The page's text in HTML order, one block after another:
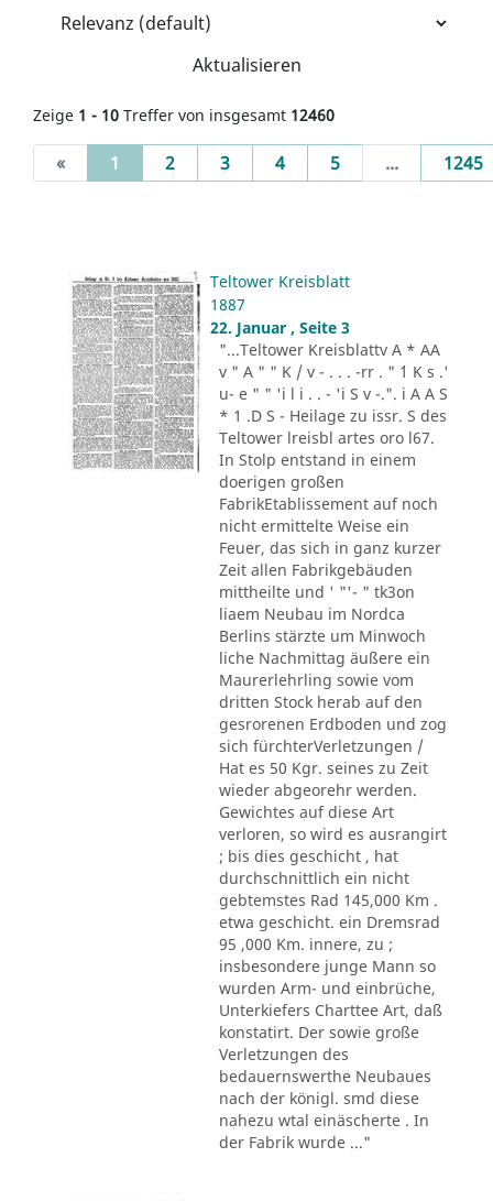
Aktualisieren
Zeige 1 - 10 Treffer von insgesamt 12460
« 1 (current)
2 3 4 5 ... 1245
Teltower Kreisblatt
1887
22. Januar , Seite 3
"...Teltower Kreisblattv A * AA
v " A " " K / v - . . . -rr . " ´1 K s .'
u- e " " 'i l i . . - 'i S v -.". i A A S
* 1 .D S - Heilage zu issr. S des
Teltower lreisbl artes oro l67.
In Stolp entstand in einem
doerigen großen
FabrikEtablissement auf noch
nicht ermittelte Weise ein
Feuer, das sich in ganz kurzer
Zeit allen Fabrikgebäuden
mittheilte und ' "'- " tk3on
liaem Neubau im Nordca
Berlins stärzte um Minwoch
liche Nachmittag äußere ein
Maurerlehrling sowie vom
dritten Stock herab auf den
gesrorenen Erdboden und zog
sich fürchterVerletzungen /
Hat es 50 Kgr. seines zu Zeit
wieder abgeorehr werden.
Gewichtes auf diese Art
verloren, so wird es ausrangirt
; bis dies geschicht , hat
durchschnittlich ein nicht
gebtemstes Rad 145,000 Km .
etwa geschicht. ein Dremsrad
95 ,000 Km. innere, zu ;
insbesondere junge Mann so
wurden Arm- und einbrüche,
Unterkiefers Charttee Art, daß
konstatirt. Der sowie große
Verletzungen des
bedauernswerthe Neubaues
nach der königl. smd diese
nahezu wtal einäscherte . In
der Fabrik wurde ..."